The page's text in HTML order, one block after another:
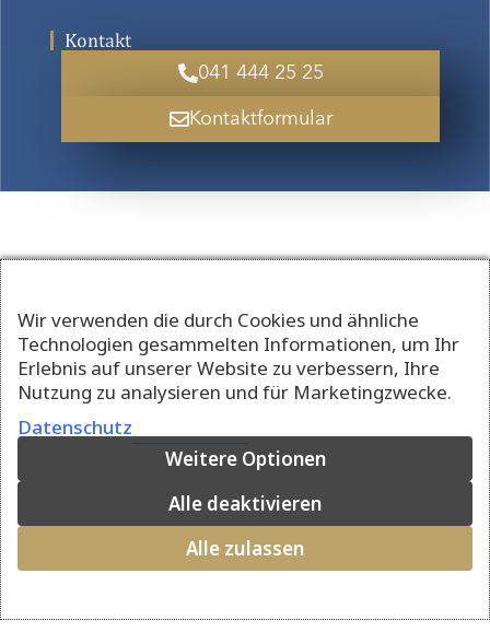
Kontakt
041 444 25 25
Kontaktformular
Wir verwenden die durch Cookies und ähnliche
Technologien gesammelten Informationen, um Ihr
Erlebnis auf unserer Website zu verbessern, Ihre
Nutzung zu analysieren und für Marketingzwecke.
Datenschutz
Weitere Optionen
Alle deaktivieren
Alle zulassen